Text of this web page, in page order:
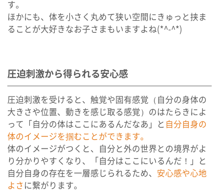
す。
ほかにも、体を小さく丸めて狭い空間にきゅっと挟ま
ることが大好きなお子さまもいますよね(*^-^*)
圧迫刺激から得られる安心感
圧迫刺激を受けると、触覚や固有感覚（自分の身体の
大きさや位置、動きを感じ取る感覚）のはたらきによ
って「自分の体はここにあるんだなあ」と 自分自身の
体のイメージを掴むことができます。
体のイメージがつくと、自分と外の世界との境界がよ
り分かりやすくなり、「自分はここにいるんだ！」と
自分自身の存在を一層感じられるため、 安心感や心地
よさ に繋がります。